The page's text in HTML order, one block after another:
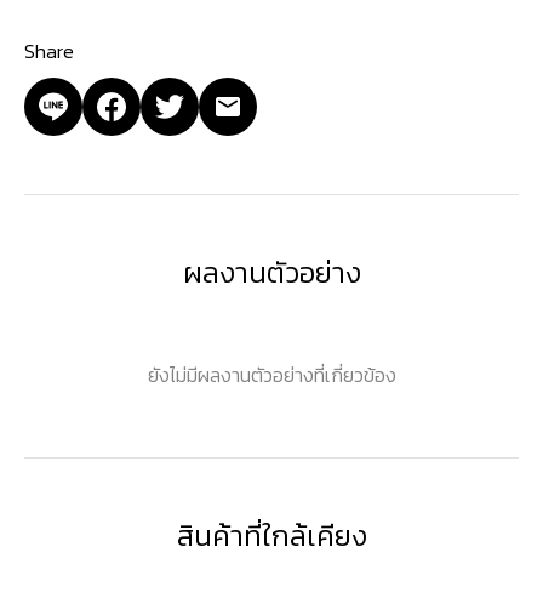
Share
ผลงานตัวอย่าง
ยังไม่มีผลงานตัวอย่างที่เกี่ยวข้อง
สินค้าที่ใกล้เคียง